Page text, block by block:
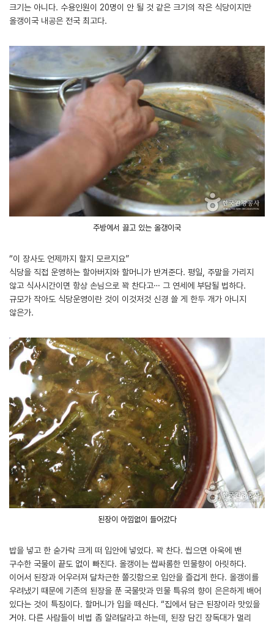
크기는 아니다. 수용인원이 20명이 안 될 것 같은 크기의 작은 식당이지만
올갱이국 내공은 전국 최고다.
주방에서 끓고 있는 올갱이국
“이 장사도 언제까지 할지 모르지요”
식당을 직접 운영하는 할아버지와 할머니가 반겨준다. 평일, 주말을 가리지
않고 식사시간이면 항상 손님으로 꽉 찬다고… 그 연세에 부담될 법하다.
규모가 작아도 식당운영이란 것이 이것저것 신경 쓸 게 한두 개가 아니지
않은가.
된장이 아낌없이 들어갔다
밥을 넣고 한 숟가락 크게 떠 입안에 넣었다. 꽉 찬다. 씹으면 아욱에 밴
구수한 국물이 끝도 없이 빠진다. 올갱이는 쌉싸롬한 민물향이 아릿하다.
이어서 된장과 어우러져 달차근한 쫄깃함으로 입안을 즐겁게 한다. 올갱이를
우려냈기 때문에 기존의 된장을 푼 국물맛과 민물 특유의 향이 은은하게 배어
있다는 것이 특징이다. 할머니가 입을 떼신다. “집에서 담근 된장이라 맛있을
거야. 다른 사람들이 비법 좀 알려달라고 하는데, 된장 담긴 장독대가 멀리